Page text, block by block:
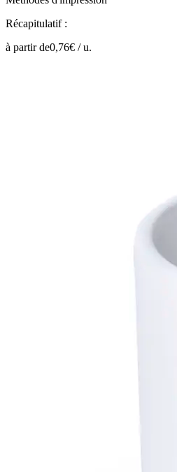
Récapitulatif :
à partir de0,76€ /u.